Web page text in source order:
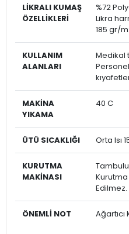
LİKRALI KUMAŞ
ÖZELLİKLERİ
%72
Likra
185 gr/
KULLANIM
ALANLARI
Medikal
MAKİNA
YIKAMA
40 C
ÜTÜ SICAKLIĞI Orta Isı
KURUTMA
MAKİNASI
Kurutma
Edilmez.
ÖNEMLİ NOT Ağartıcı